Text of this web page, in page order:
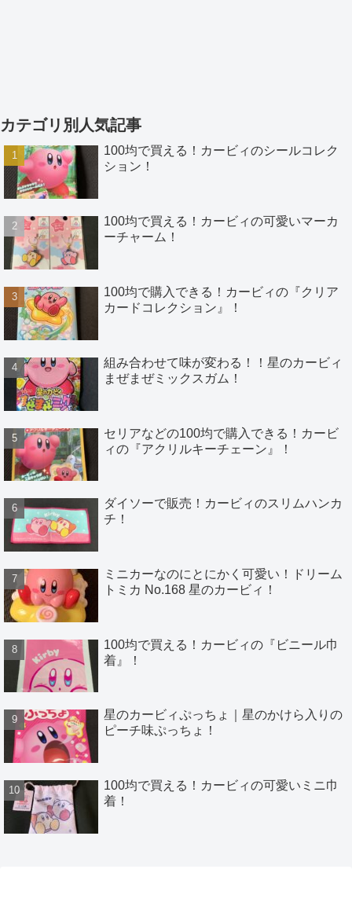
カテゴリ別人気記事
100均で買える！カービィのシールコレク
ション！
100均で買える！カービィの可愛いマーカ
ーチャーム！
100均で購入できる！カービィの『クリア
カードコレクション』！
組み合わせて味が変わる！！星のカービィ
まぜまぜミックスガム！
セリアなどの100均で購入できる！カービ
ィの『アクリルキーチェーン』！
ダイソーで販売！カービィのスリムハンカ
チ！
ミニカーなのにとにかく可愛い！ドリーム
トミカ No.168 星のカービィ！
100均で買える！カービィの『ビニール巾
着』！
星のカービィぷっちょ｜星のかけら入りの
ピーチ味ぷっちょ！
100均で買える！カービィの可愛いミニ巾
着！